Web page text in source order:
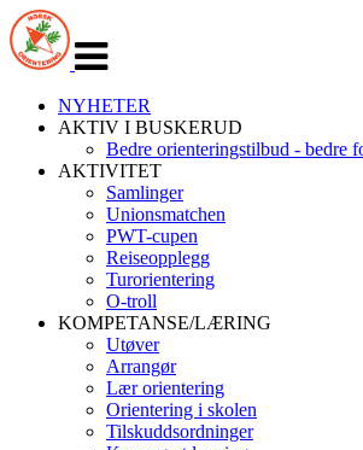
navigasjon
NYHETER
AKTIV I BUSKERUD
Bedre orienteringstilbud - bedre
AKTIVITET
Samlinger
Unionsmatchen
PWT-cupen
Reiseopplegg
Turorientering
O-troll
KOMPETANSE/LÆRING
Utøver
Arrangør
Lær orientering
Orientering i skolen
Tilskuddsordninger